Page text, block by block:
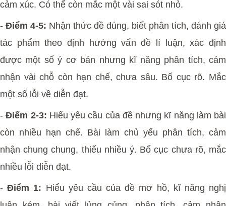
cảm xúc. Có thể còn mắc một vài sai sót nhỏ.
- Điểm 4-5: Nhận thức đề đúng, biết phân tích, đánh giá
tác phẩm theo định hướng vấn đề lí luận, xác định
được một số ý cơ bản nhưng kĩ năng phân tích, cảm
nhận vài chỗ còn hạn chế, chưa sâu. Bố cục rõ. Mắc
một số lỗi về diễn đạt.
-Điểm 2-3: Hiểu yêu cầu của đề nhưng kĩ năng làm bài
còn nhiều hạn chế. Bài làm chủ yếu phân tích, cảm
nhận chung chung, thiếu nhiều ý. Bố cục chưa rõ, mắc
nhiều lỗi diễn đạt.
-Điểm 1: Hiểu yêu cầu của đề mơ hồ, kĩ năng nghị